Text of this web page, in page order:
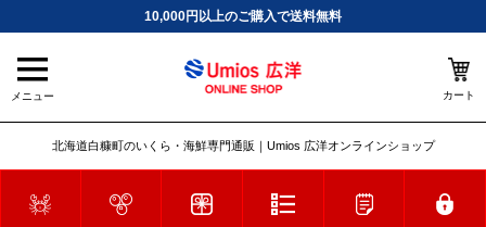
10,000円以上のご購入で送料無料
メニュー カート
北海道白糠町のいくら・海鮮専門通販｜Umios 広洋オンラインショップ